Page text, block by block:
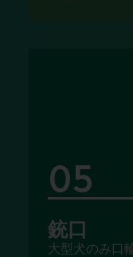
05
銃口
大型犬のみ口